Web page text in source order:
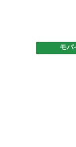
モバ